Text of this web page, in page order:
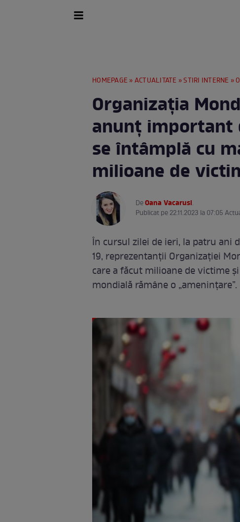
HOMEPAGE »ACTUALITATE »STIRI INTERNE »
Organizaţia
anunț important
se întâmplă cu
milioane de
DeOana Vacarusi.
Publicat pe 22.11.2023 la 07:05
În cursul zilei de ieri, la patru ani
19, reprezentanții Organizației
care a făcut milioane de victime
mondială rămâne o „ameninţare”.